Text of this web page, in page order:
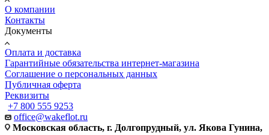
О компании
Контакты
Документы
Оплата и доставка
Гарантийные обязательства интернет-магазина
Соглашение о персональных данных
Публичная оферта
Реквизиты
+7 800 555 9253
office@wakeflot.ru
Московская область, г. Долгопрудный, ул. Якова Гунина,